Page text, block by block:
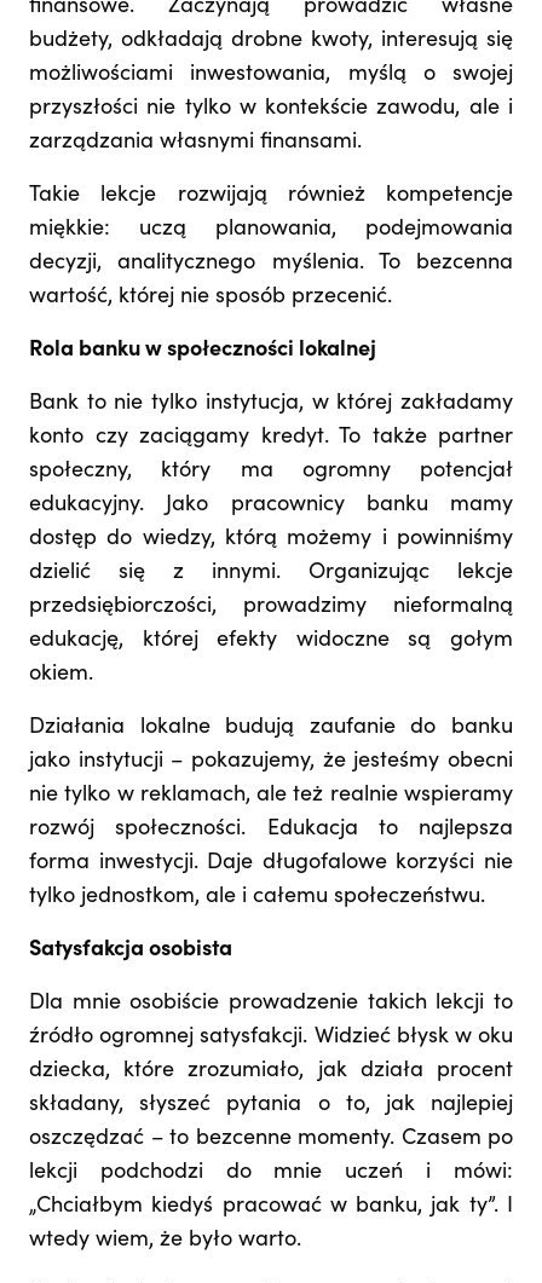
finansowe. Zaczynają prowadzić własne
budżety, odkładają drobne kwoty, interesują się
możliwościami inwestowania, myślą o swojej
przyszłości nie tylko w kontekście zawodu, ale i
zarządzania własnymi finansami.
Takie lekcje rozwijają również kompetencje
miękkie: uczą planowania, podejmowania
decyzji, analitycznego myślenia. To bezcenna
wartość, której nie sposób przecenić.
Rola banku w społeczności lokalnej
Bank to nie tylko instytucja, w której zakładamy
konto czy zaciągamy kredyt. To także partner
społeczny, który ma ogromny potencjał
edukacyjny. Jako pracownicy banku mamy
dostęp do wiedzy, którą możemy i powinniśmy
dzielić się z innymi. Organizując lekcje
przedsiębiorczości, prowadzimy nieformalną
edukację, której efekty widoczne są gołym
okiem.
Działania lokalne budują zaufanie do banku
jako instytucji – pokazujemy, że jesteśmy obecni
nie tylko w reklamach, ale też realnie wspieramy
rozwój społeczności. Edukacja to najlepsza
forma inwestycji. Daje długofalowe korzyści nie
tylko jednostkom, ale i całemu społeczeństwu.
Satysfakcja osobista
Dla mnie osobiście prowadzenie takich lekcji to
źródło ogromnej satysfakcji. Widzieć błysk w oku
dziecka, które zrozumiało, jak działa procent
składany, słyszeć pytania o to, jak najlepiej
oszczędzać – to bezcenne momenty. Czasem po
lekcji podchodzi do mnie uczeń i mówi:
„Chciałbym kiedyś pracować w banku, jak ty”. I
wtedy wiem, że było warto.